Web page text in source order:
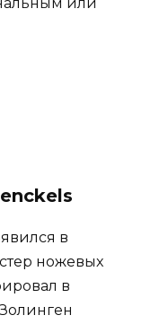
или
в
ножевых
в